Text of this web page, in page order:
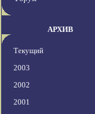
АРХИВ
Текущий
2003
2002
2001